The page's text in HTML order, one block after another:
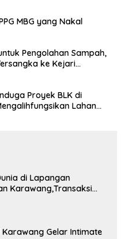
MBG yang Nakal
Pengolahan Sampah,
ke Kejari
Proyek BLK di
Lahan
di Lapangan
Karawang,Transaksi
Karawang Gelar Intimate